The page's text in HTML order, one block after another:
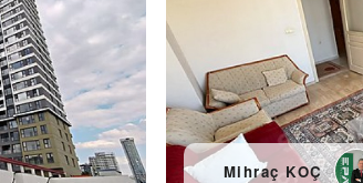
Mihraç KOÇ